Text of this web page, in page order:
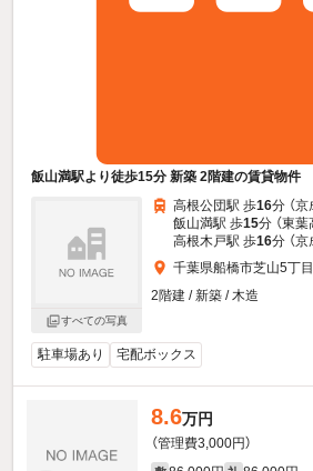
飯山満駅より徒歩15分 新築 2階建の賃貸物件
すべての写真
高根公団駅 歩16分 （京
飯山満駅 歩15分 （東葉
高根木戸駅 歩16分 （京
千葉県船橋市芝山5丁目
2階建 / 新築 / 木造
駐車場あり 宅配ボックス
8.6万円
（管理費3,000円）